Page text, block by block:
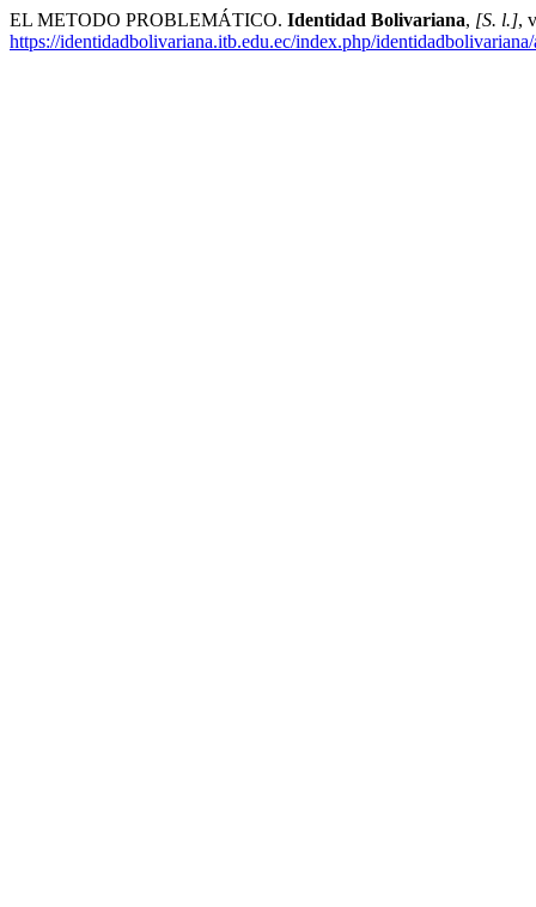
EL METODO PROBLEMÁTICO. Identidad Bolivariana, [S. l.],
https://identidadbolivariana.itb.edu.ec/index.php/